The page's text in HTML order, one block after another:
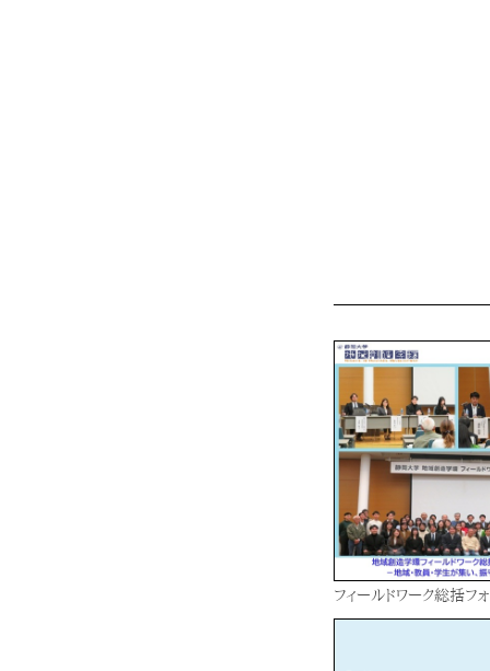
フィールドワーク総括フ